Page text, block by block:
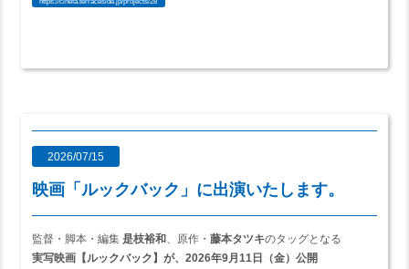
2026/07/15
映画「ルックバック」に出演いたします。
監督・脚本・編集 是枝裕和、原作・ 藤本タツキのタッグとなる
実写映画 【ルックバック】が、2026年9月11日（金）公開